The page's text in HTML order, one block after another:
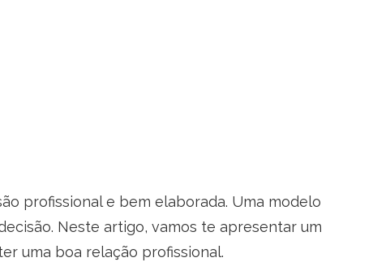
profissional e bem elaborada. Uma modelo
Neste artigo, vamos te apresentar um
uma boa relação profissional.